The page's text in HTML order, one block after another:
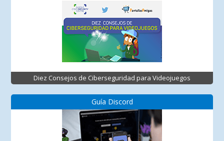
Diez Consejos de Ciberseguridad para Videojuegos
Guía Discord